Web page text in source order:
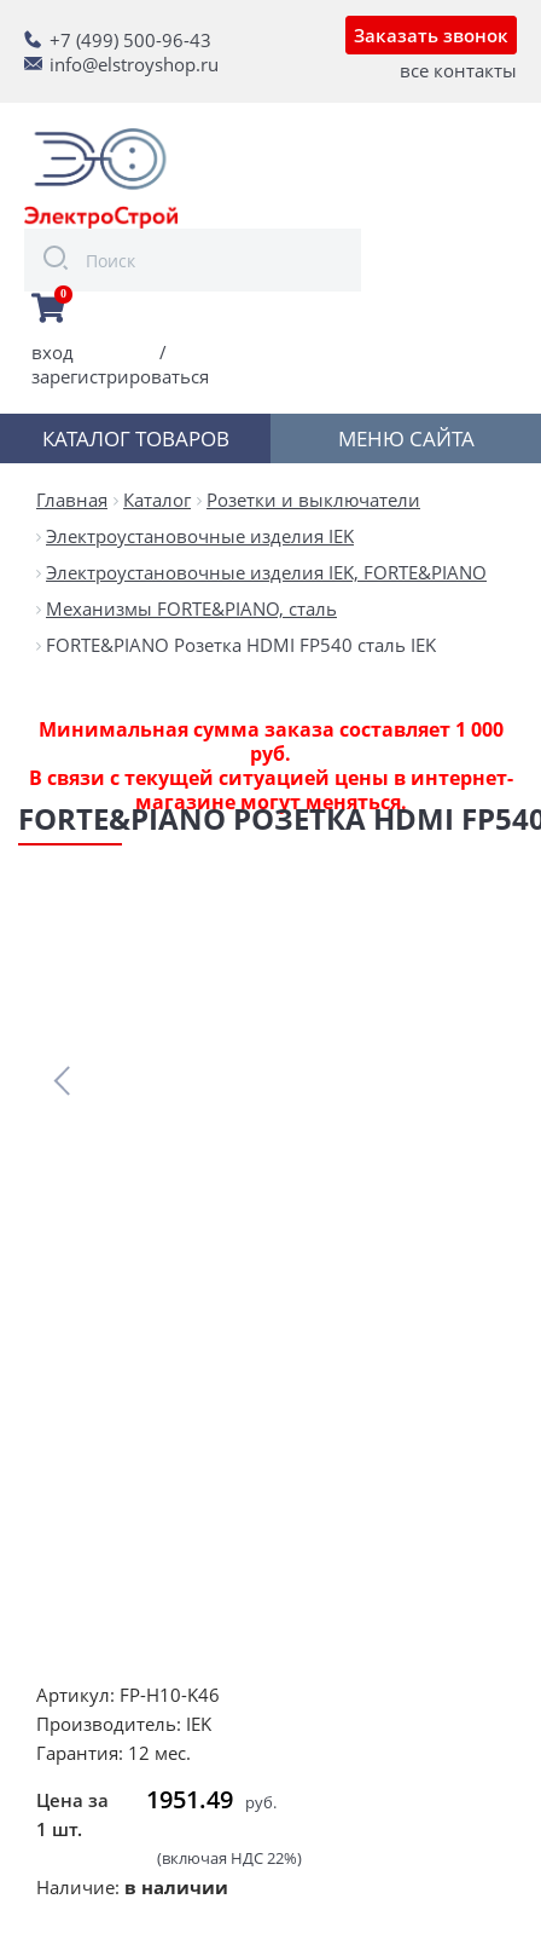
+7 (499) 500-96-43
info@elstroyshop.ru
Заказать звонок
все контакты
0
вход
/
зарегистрироваться
КАТАЛОГ ТОВАРОВ МЕНЮ САЙТА
Главная Каталог
Розетки и выключатели
Электроустановочные изделия IEK
Электроустановочные изделия IEK, FORTE&PIANO
Механизмы FORTE&PIANO, сталь
FORTE&PIANO Розетка HDMI FP540 сталь IEK
Минимальная сумма заказа составляет 1 000
руб.
В связи с текущей ситуацией цены в интернет-
магазине могут меняться.
FORTE&PIANO РОЗЕТКА HDMI
Артикул: FP-H10-K46
Производитель: IEK
Гарантия: 12 мес.
Цена за
1 шт.
1951.49 руб.
(включая НДС 22%)
Наличие: в наличии